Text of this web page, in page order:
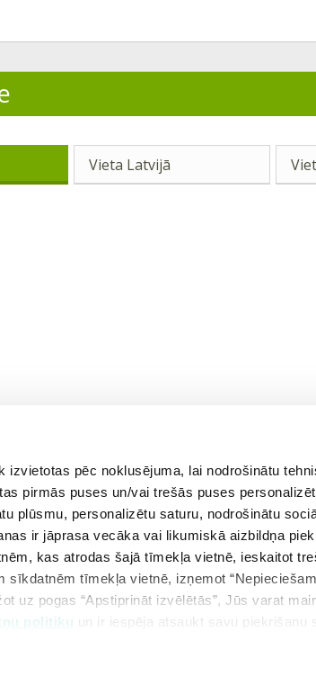
pēc noklusējuma, lai nodrošinātu
pirmās puses un/vai trešās puses
plūsmu, personalizētu saturu, nodrošinātu
ir jāprasa vecāka vai likumiskā aizbildņa
kas atrodas šajā tīmekļa vietnē, ieskaitot
tīmekļa vietnē, izņemot
uz pogas “Apstiprināt izvēlētās”, Jūs varat
politiku un ir iespēja atsaukt savu piekrišanu
Vieta Latvijā
aprīlis maijs